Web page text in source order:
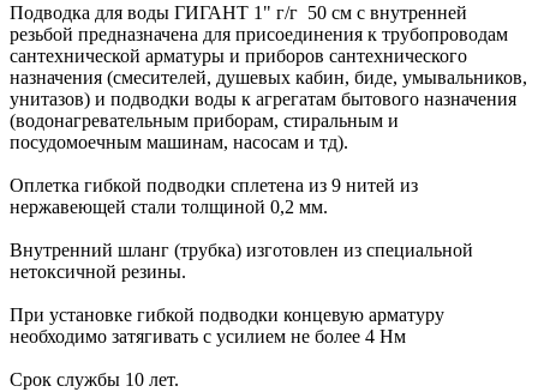
Подводка для воды ГИГАНТ 1" г/г 50 см с внутренней
резьбой предназначена для присоединения к трубопроводам
сантехнической арматуры и приборов сантехнического
назначения (смесителей, душевых кабин, биде, умывальников,
унитазов) и подводки воды к агрегатам бытового назначения
(водонагревательным приборам, стиральным и
посудомоечным машинам, насосам и тд).
Оплетка гибкой подводки сплетена из 9 нитей из
нержавеющей стали толщиной 0,2 мм.
Внутренний шланг (трубка) изготовлен из специальной
нетоксичной резины.
При установке гибкой подводки концевую арматуру
необходимо затягивать с усилием не более 4 Нм
Срок службы 10 лет.